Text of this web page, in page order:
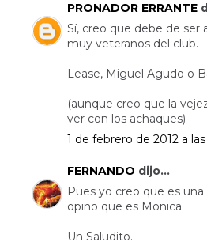
PRONADOR ERRANTE
Sí, creo que debe de ser
muy veteranos del club.
Lease, Miguel Agudo o
(aunque creo que la
ver con los achaques)
1 de febrero de 2012 a las
FERNANDO dijo...
Pues yo creo que es
opino que es Monica.
Un Saludito.